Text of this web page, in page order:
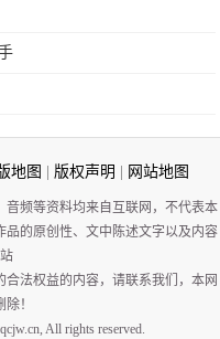
地图 版权声明 网站地图
频等资料均来自互联网，不代表本
的原创性、文中陈述文字以及内容
法权益的内容，请联系我们，本网
！
All rights reserved.